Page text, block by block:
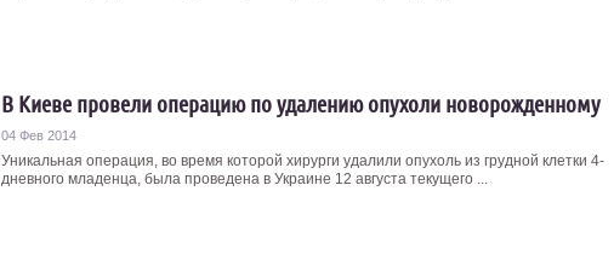
В Киеве провели операцию по удалению опухоли новорожденному
04 Фев 2014
Уникальная операция, во время которой хирурги удалили опухоль из грудной клетки 4-
дневного младенца, была проведена в Украине 12 августа текущего ...